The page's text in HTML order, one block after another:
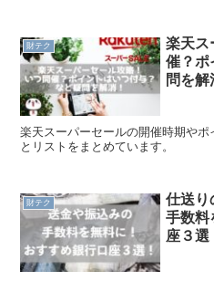
財テク
楽天ス
催？ポ
問を解
楽天スーパーセールの開催時期や
とリストをまとめています。
財テク
仕送り
手数料
座３選